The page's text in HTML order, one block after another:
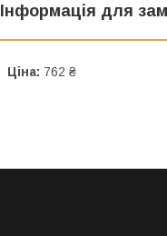
Інформація для
Ціна: 762 ₴